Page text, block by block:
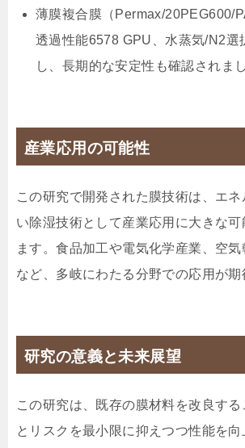
薄膜複合膜（Permax/20PEG600/
透過性能6578 GPU、水蒸気/N2選
し、長期的な安定性も確認されまし
産業応用の可能性
この研究で開発された膜技術は、エ
い除湿技術として産業応用に大きな
ます。食品加工や電気化学産業、空
など、多岐にわたる分野での応用が期
研究の意義と未来展望
この研究は、既存の膜材料を改良する
とリスクを最小限に抑えつつ性能を向